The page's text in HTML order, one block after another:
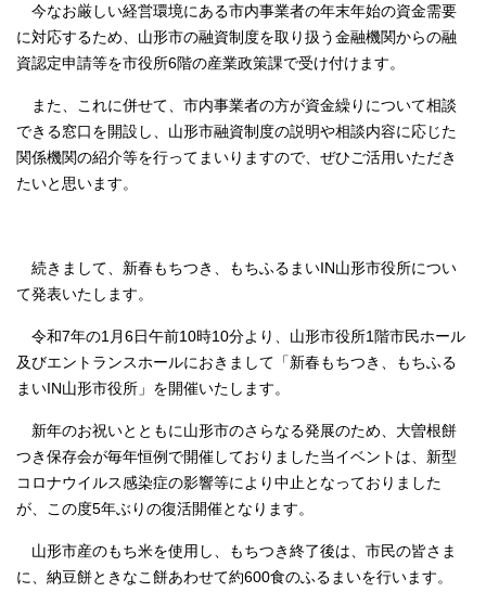
今なお厳しい経営環境にある市内事業者の年末年始の資金需要
に対応するため、山形市の融資制度を取り扱う金融機関からの融
資認定申請等を市役所6階の産業政策課で受け付けます。
また、これに併せて、市内事業者の方が資金繰りについて相談
できる窓口を開設し、山形市融資制度の説明や相談内容に応じた
関係機関の紹介等を行ってまいりますので、ぜひご活用いただき
たいと思います。
続きまして、新春もちつき、もちふるまいIN山形市役所につい
て発表いたします。
令和7年の1月6日午前10時10分より、山形市役所1階市民ホール
及びエントランスホールにおきまして「新春もちつき、もちふる
まいIN山形市役所」を開催いたします。
新年のお祝いとともに山形市のさらなる発展のため、大曽根餅
つき保存会が毎年恒例で開催しておりました当イベントは、新型
コロナウイルス感染症の影響等により中止となっておりました
が、この度5年ぶりの復活開催となります。
山形市産のもち米を使用し、もちつき終了後は、市民の皆さま
に、納豆餅ときなこ餅あわせて約600食のふるまいを行います。